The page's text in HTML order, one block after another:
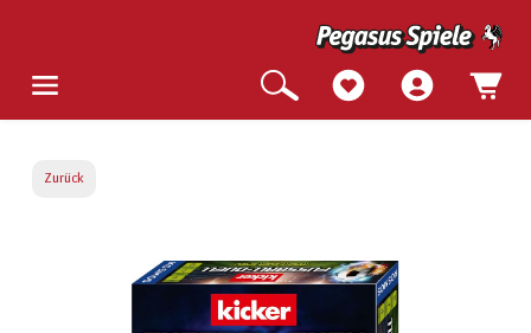
Zurück
Bildergalerie überspringen